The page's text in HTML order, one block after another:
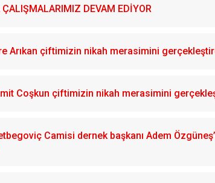
DEVAM EDİYOR
Arıkan çiftimizin nikah merasimini
Coşkun çiftimizin nikah merasimini
Camisi dernek başkanı Adem